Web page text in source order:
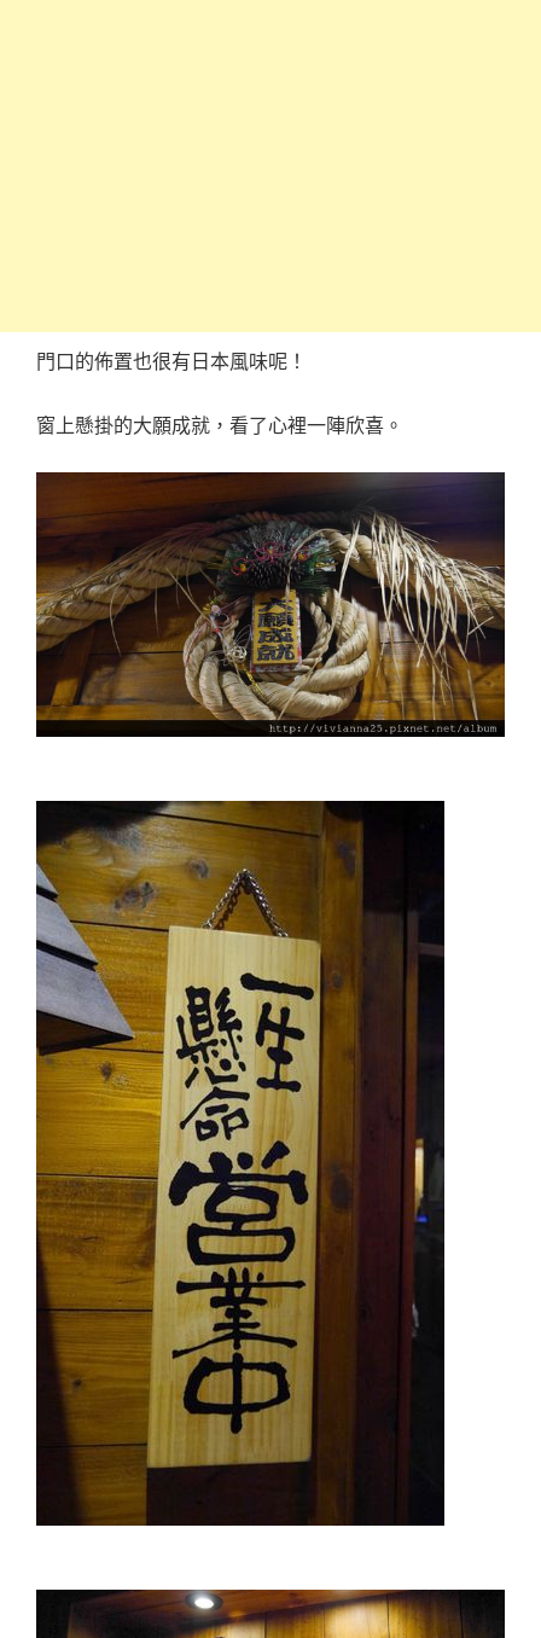
門口的佈置也很有日本風味呢！
窗上懸掛的大願成就，看了心裡一陣欣喜。